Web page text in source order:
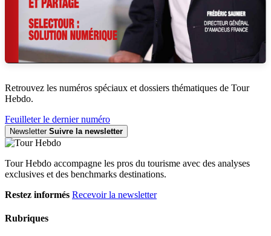
Retrouvez les numéros spéciaux et dossiers thématiques de Tour
Hebdo.
Feuilleter le dernier numéro
Newsletter Suivre la newsletter
Tour Hebdo accompagne les pros du tourisme avec des analyses
exclusives et des benchmarks destinations.
Restez informés Recevoir la newsletter
Rubriques